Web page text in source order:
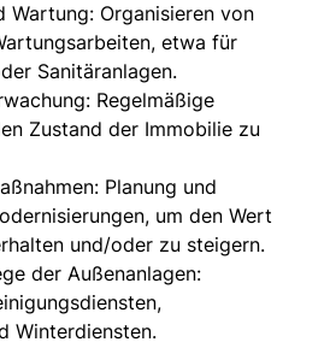
Wartung: Organisieren von
etwa für
Sanitäranlagen.
Regelmäßige
Zustand der Immobilie zu
Planung und
um den Wert
und/oder zu steigern.
der Außenanlagen:
Winterdiensten.